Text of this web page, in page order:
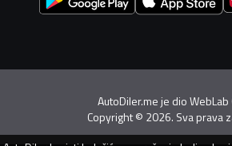
AutoDiler.me je dioWebLab
Copyright© 2026. Sva prava